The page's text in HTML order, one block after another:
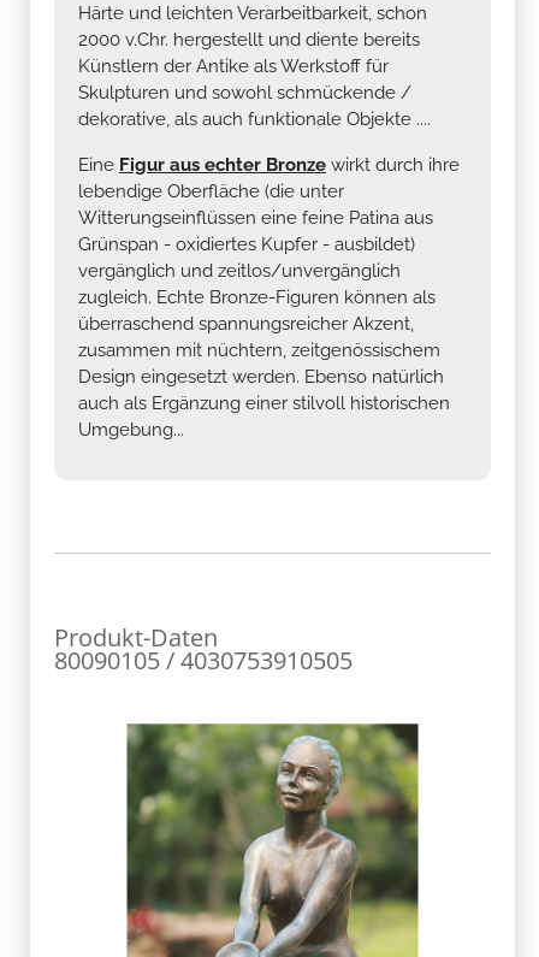
Härte und leichten Verarbeitbarkeit, schon
2000 v.Chr. hergestellt und diente bereits
Künstlern der Antike als Werkstoff für
Skulpturen und sowohl schmückende /
dekorative, als auch funktionale Objekte ....
Eine Figur aus echter Bronze wirkt durch ihre
lebendige Oberfläche (die unter
Witterungseinflüssen eine feine Patina aus
Grünspan - oxidiertes Kupfer - ausbildet)
vergänglich und zeitlos/unvergänglich
zugleich. Echte Bronze-Figuren können als
überraschend spannungsreicher Akzent,
zusammen mit nüchtern, zeitgenössischem
Design eingesetzt werden. Ebenso natürlich
auch als Ergänzung einer stilvoll historischen
Umgebung...
Produkt-Daten
80090105 / 4030753910505